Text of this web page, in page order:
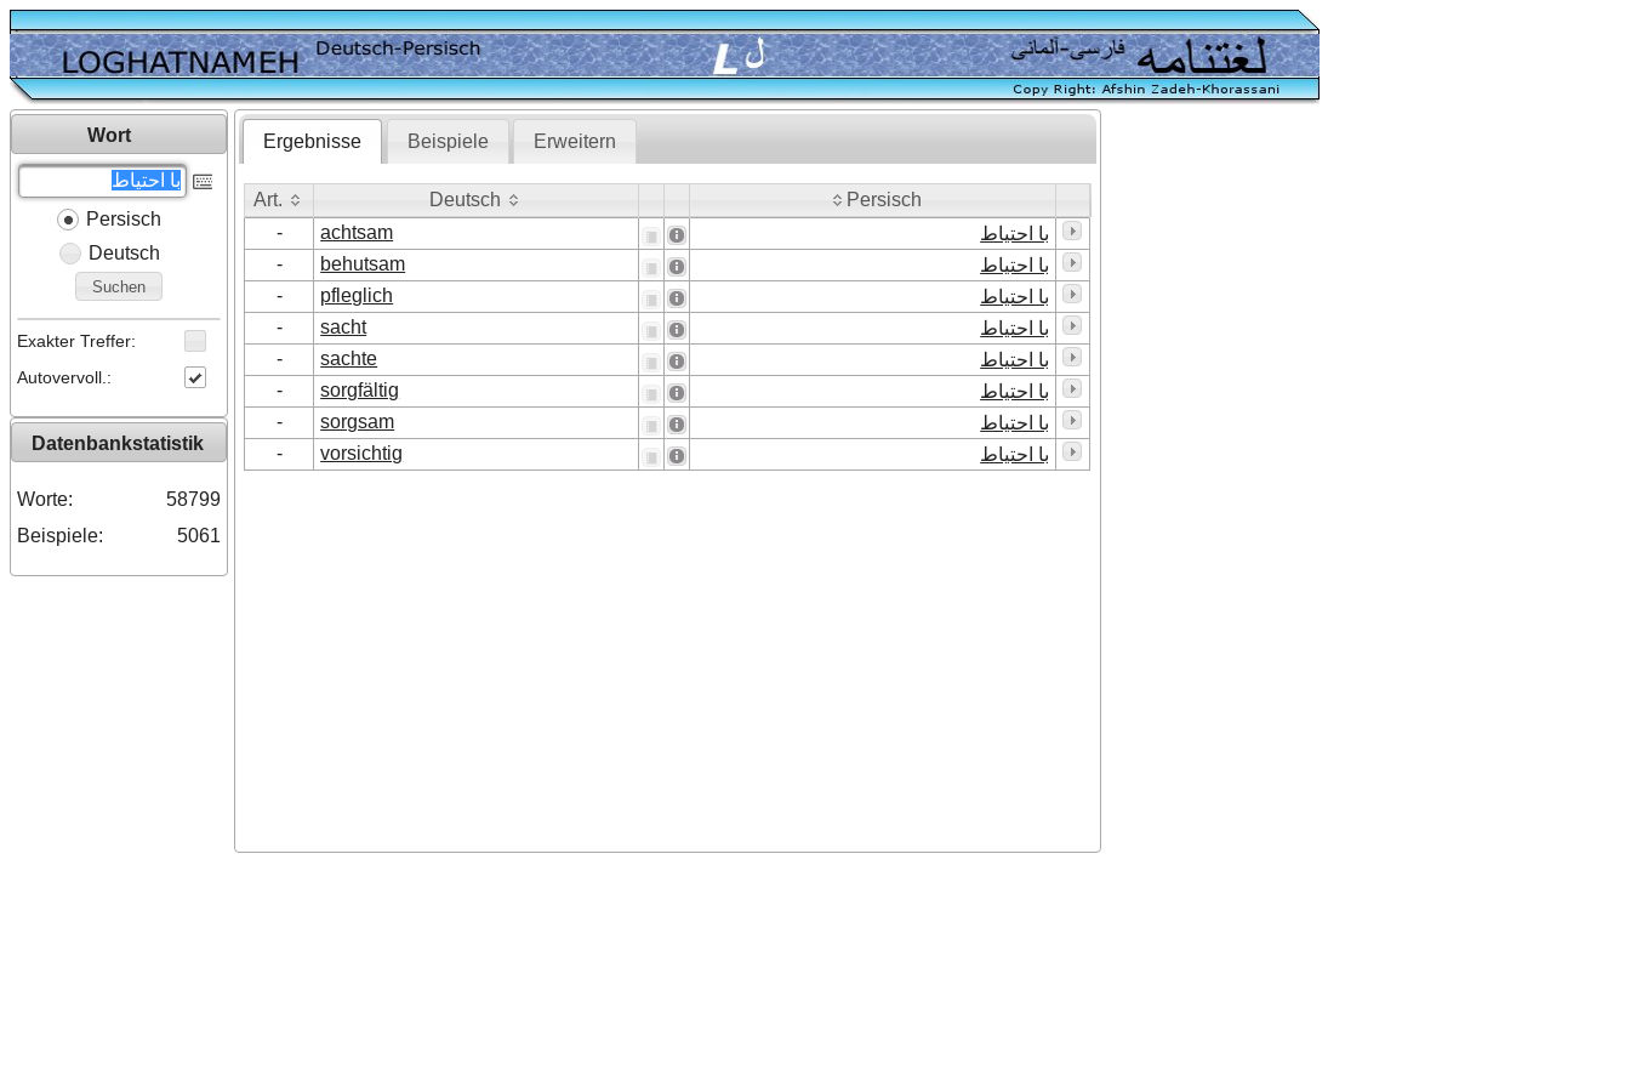
Wort
Persisch
Deutsch
Suchen
Exakter Treffer:
Autovervoll.:
Datenbankstatistik
Worte:
58799
Beispiele:
5061
Ergebnisse Beispiele Erweitern
Art. Deutsch
Persisch
- achtsam
با احتیاط
-
behutsam
با احتیاط
-
pfleglich
با احتیاط
-
sacht
با احتیاط
-
sachte
با احتیاط
-
sorgfältig
با احتیاط
-
sorgsam
با احتیاط
-
vorsichtig با احتیاط